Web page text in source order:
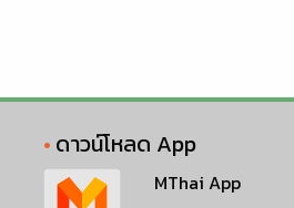
ดาวน์โหลด App
MThai App